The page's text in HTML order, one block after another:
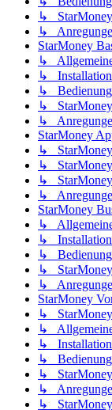
↳ StarMoney
↳
StarMoney
↳ Allgemeine
↳ Installation
↳ Bedienung
↳ StarMoney
↳
StarMoney
↳
↳
↳
↳
StarMoney
↳ Allgemeine
↳ Installation
↳ Bedienung
↳ StarMoney
↳
StarMoney
↳
↳ Allgemeine
↳ Installation
↳ Bedienung
↳ StarMoney
↳
↳